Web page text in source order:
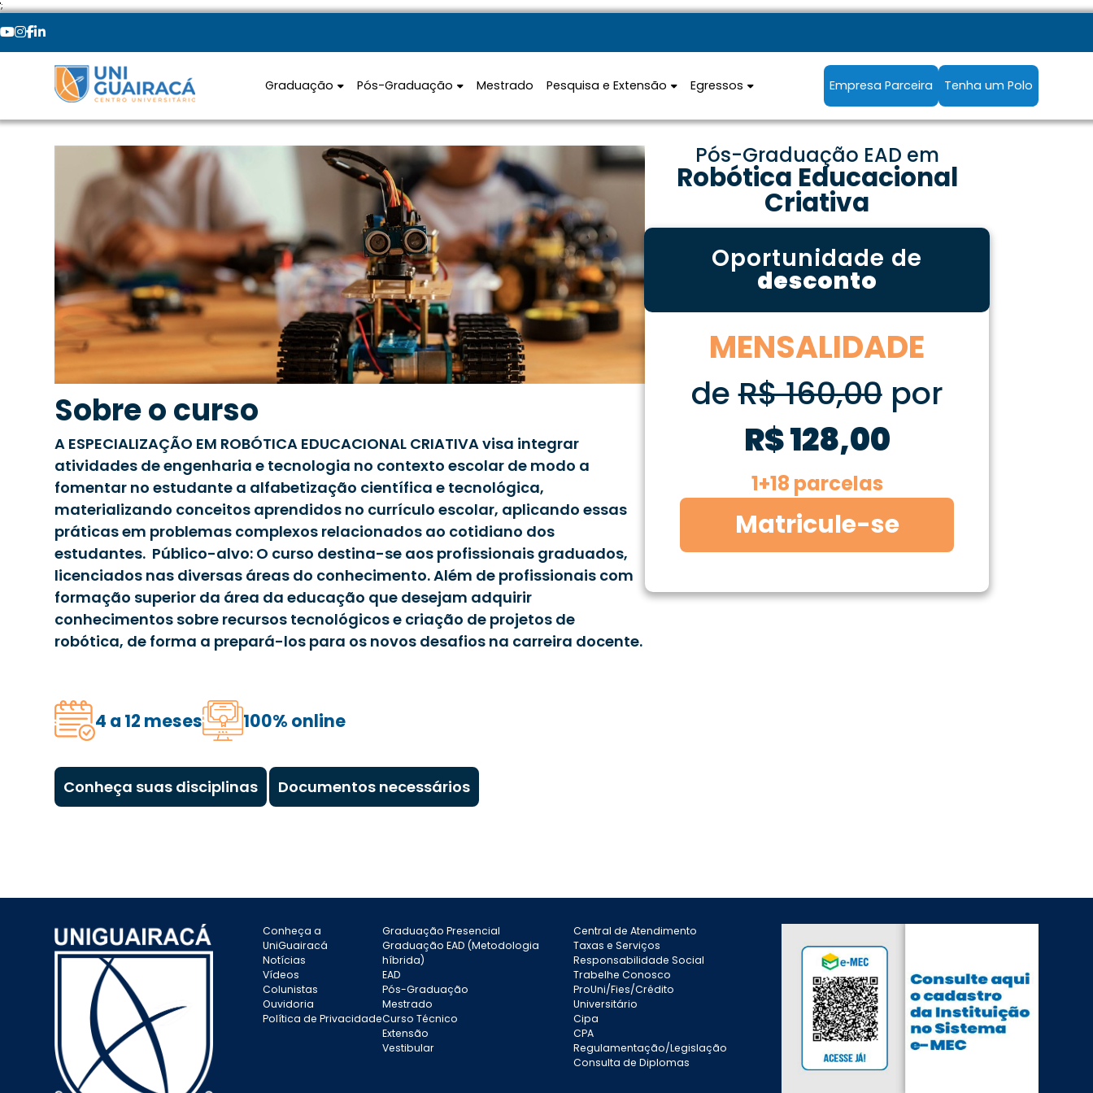
';
Graduação Pós-Graduação Mestrado Pesquisa e Extensão Egressos Empresa Parceira Tenha um Polo
Sobre o curso
A ESPECIALIZAÇÃO EM ROBÓTICA EDUCACIONAL CRIATIVA visa integrar
atividades de engenharia e tecnologia no contexto escolar de modo a
fomentar no estudante a alfabetização científica e tecnológica,
materializando conceitos aprendidos no currículo escolar, aplicando essas
práticas em problemas complexos relacionados ao cotidiano dos
estudantes. Público-alvo: O curso destina-se aos profissionais graduados,
licenciados nas diversas áreas do conhecimento. Além de profissionais com
formação superior da área da educação que desejam adquirir
conhecimentos sobre recursos tecnológicos e criação de projetos de
robótica, de forma a prepará-los para os novos desafios na carreira docente.
4 a 12 meses 100% online
Conheça suas disciplinas Documentos necessários
Pós-Graduação EAD em
Robótica Educacional
Criativa
Oportunidade de
desconto
MENSALIDADE
deR$ 160,00por
R$ 128,00
1+18 parcelas
Matricule-se
Conheça a
UniGuairacá
Notícias
Vídeos
Colunistas
Ouvidoria
Política de Privacidade
Graduação Presencial
Graduação EAD (Metodologia
híbrida)
EAD
Pós-Graduação
Mestrado
Curso Técnico
Extensão
Vestibular
Central de Atendimento
Taxas e Serviços
Responsabilidade Social
Trabelhe Conosco
ProUni/Fies/Crédito
Universitário
Cipa
CPA
Regulamentação/Legislação
Consulta de Diplomas